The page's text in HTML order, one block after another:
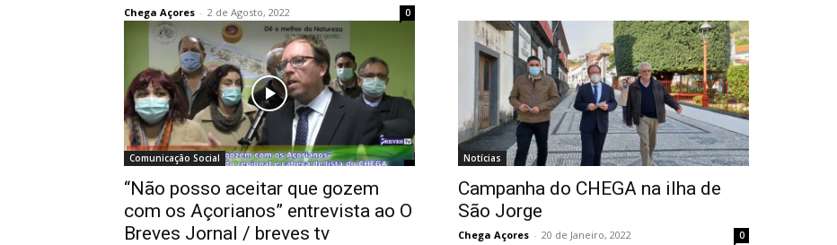
Chega Açores - 2 de Agosto, 2022 0
Comunicação Social
“Não posso aceitar que gozem
com os Açorianos” entrevista ao O
Breves Jornal / breves tv
Notícias
Campanha do CHEGA na ilha de
São Jorge
Chega Açores - 20 de Janeiro, 2022 0